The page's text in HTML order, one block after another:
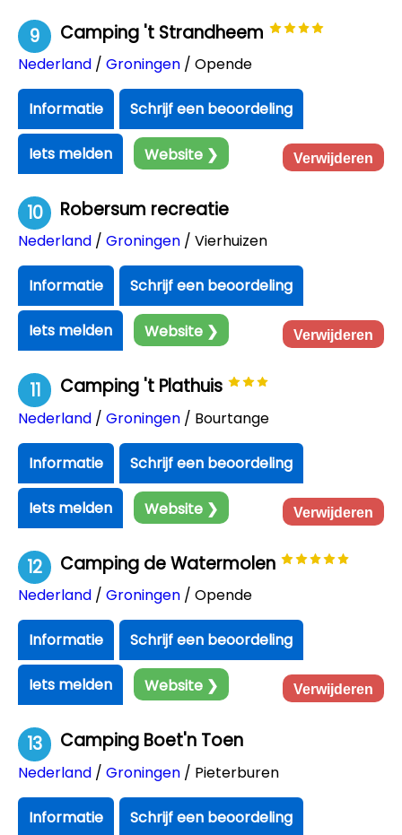
9 Camping 't Strandheem
Nederland / Groningen / Opende
Informatie Schrijf een beoordeling
Iets melden Website ❯ Verwijderen
10 Robersum recreatie
Nederland / Groningen / Vierhuizen
Informatie Schrijf een beoordeling
Iets melden Website ❯ Verwijderen
11 Camping 't Plathuis
Nederland / Groningen / Bourtange
Informatie Schrijf een beoordeling
Iets melden Website ❯ Verwijderen
12 Camping de Watermolen
Nederland / Groningen / Opende
Informatie Schrijf een beoordeling
Iets melden Website ❯ Verwijderen
13 Camping Boet'n Toen
Nederland / Groningen / Pieterburen
Informatie Schrijf een beoordeling